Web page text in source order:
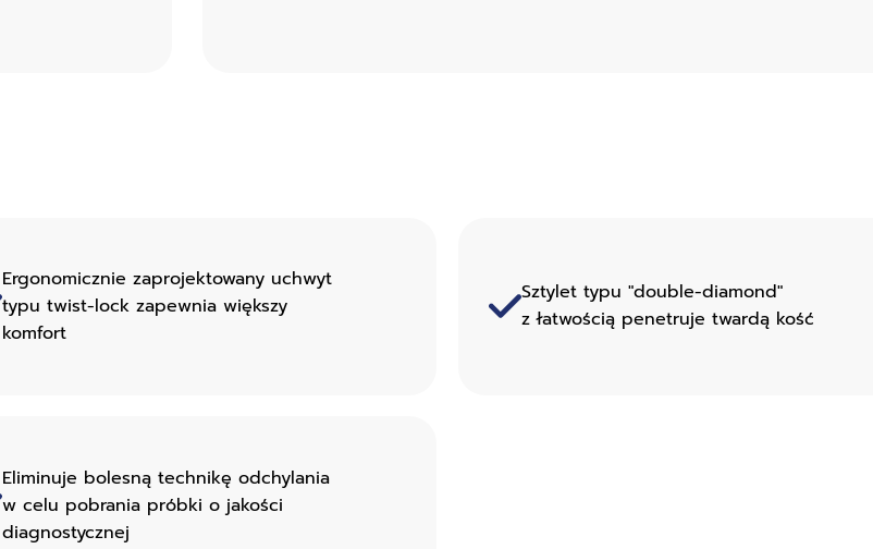
Ergonomicznie zaprojektowany uchwyt
typu twist-lock zapewnia większy
komfort
Sztylet typu "double-diamond"
z łatwością penetruje twardą kość
Eliminuje bolesną technikę odchylania
w celu pobrania próbki o jakości
diagnostycznej